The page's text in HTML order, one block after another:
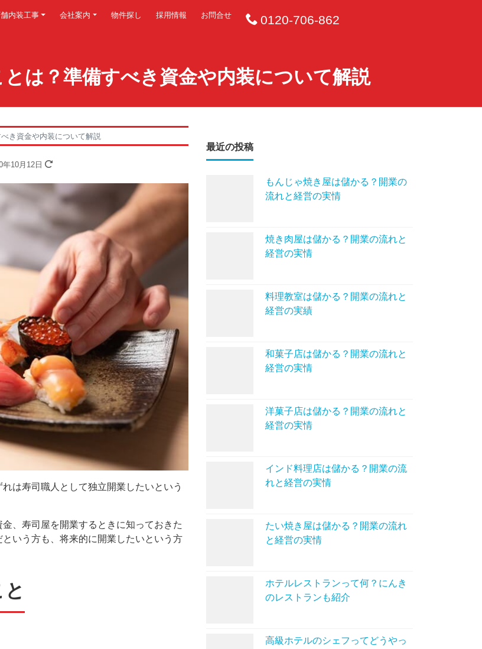
内装工事 会社案内 物件探し 採用情報 お問合せ 0120-706-862
は？準備すべき資金や内装について解説
き資金や内装について解説
年10月12日
は寿司職人として独立開業したいという
、寿司屋を開業するときに知っておきた
いう方も、将来的に開業したいという方
最近の投稿
もんじゃ焼き屋は儲かる？開業の
流れと経営の実情
焼き肉屋は儲かる？開業の流れと
経営の実情
料理教室は儲かる？開業の流れと
経営の実績
和菓子店は儲かる？開業の流れと
経営の実情
洋菓子店は儲かる？開業の流れと
経営の実情
インド料理店は儲かる？開業の流
れと経営の実情
たい焼き屋は儲かる？開業の流れ
と経営の実情
ホテルレストランって何？にんき
のレストランも紹介
高級ホテルのシェフってどうやっ